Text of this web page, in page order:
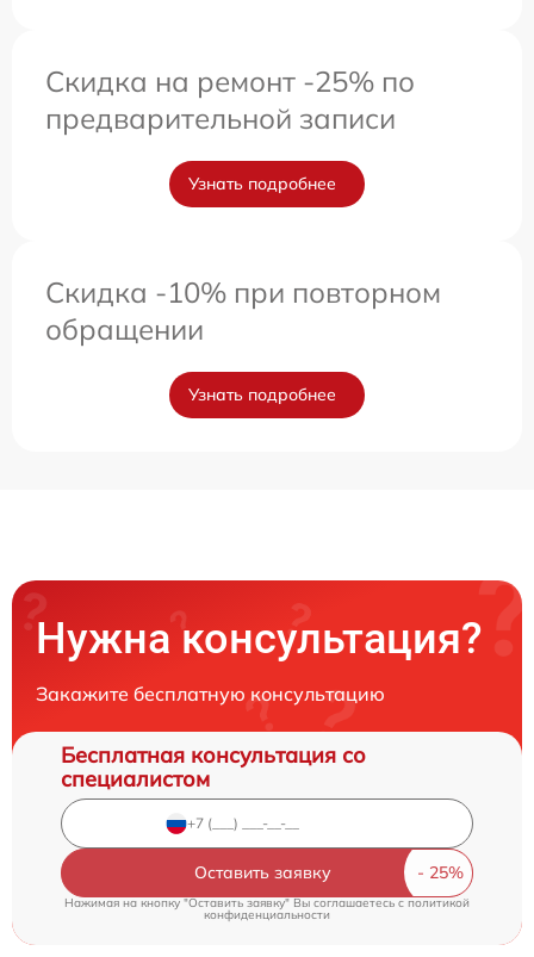
Скидка на ремонт -25% по
предварительной записи
Узнать подробнее
Скидка -10% при повторном
обращении
Узнать подробнее
Нужна консультация?
Закажите бесплатную консультацию
Бесплатная консультация со
специалистом
Оставить заявку
Нажимая на кнопку "Оставить заявку" Вы соглашаетесь cполитикой
конфиденциальности